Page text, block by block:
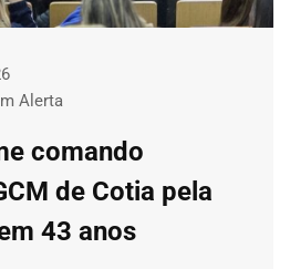
Alerta
comando
de Cotia pela
43 anos